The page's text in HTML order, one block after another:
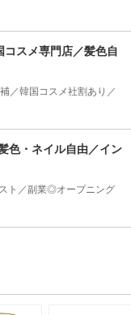
コスメ専門店／髪色自
／韓国コスメ社割あり／
色・ネイル自由／イン
ト／副業◎オープニング